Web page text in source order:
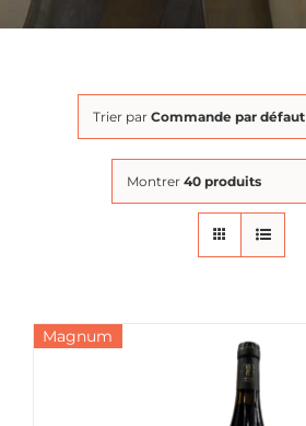
Trier par Commande par défaut
Montrer 40 produits
Magnum